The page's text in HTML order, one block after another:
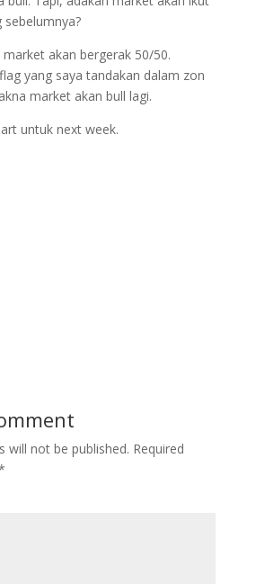
market akan bergerak 50/50.
yang saya tandakan dalam zon
market akan bull lagi.
untuk next week.
will not be published. Required